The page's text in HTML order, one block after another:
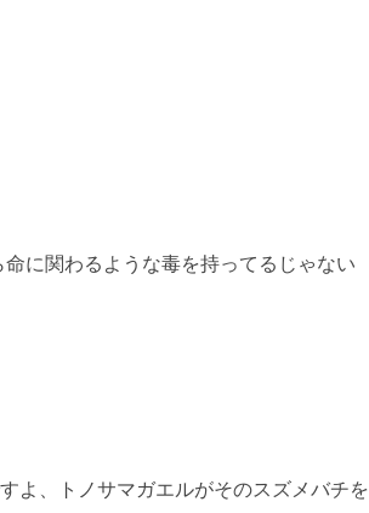
に関わるような毒を持ってるじゃない
よ、トノサマガエルがそのスズメバチを